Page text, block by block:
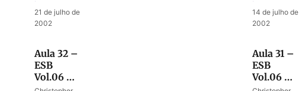
21 de julho de
2002
14 de julho de
2002
Aula 32 –
ESB
Vol.06 –
Aula 31 –
ESB
Vol.06 –